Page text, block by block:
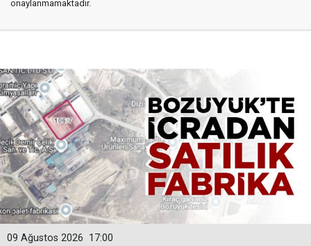
onaylanmamaktadır.
17:00
09 Ağustos 2026